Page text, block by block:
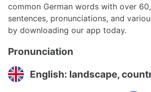
common German words with over
sentences, pronunciations, and
by downloading our app today.
Pronunciation
English: landscape,